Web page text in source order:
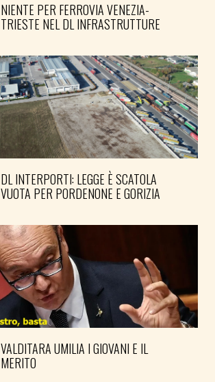
NIENTE PER FERROVIA VENEZIA-
TRIESTE NEL DL INFRASTRUTTURE
DL INTERPORTI: LEGGE È SCATOLA
VUOTA PER PORDENONE E GORIZIA
VALDITARA UMILIA I GIOVANI E IL
MERITO